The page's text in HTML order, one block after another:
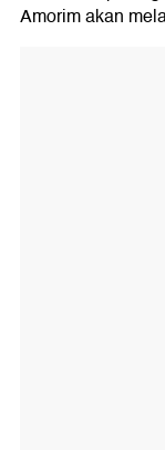
Amorim akan